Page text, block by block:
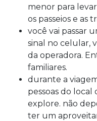
menor para
os passeios e as
você vai passar
sinal no celular,
da operadora.
familiares.
durante a
pessoas do local
explore. não
ter um